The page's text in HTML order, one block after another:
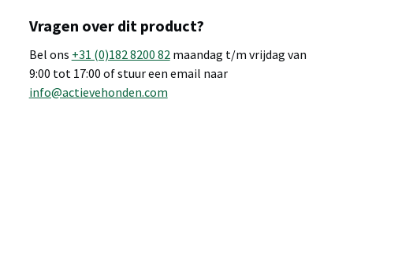
Vragen over dit product?
Bel ons +31 (0)182 8200 82maandag t/m vrijdag van
9:00 tot 17:00 of stuur een email naar
info@actievehonden.com